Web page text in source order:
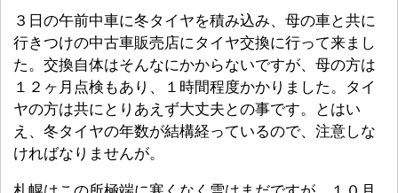
３日の午前中車に冬タイヤを積み込み、母の車と共に
行きつけの中古車販売店にタイヤ交換に行って来まし
た。交換自体はそんなにかからないですが、母の方は
１２ヶ月点検もあり、１時間程度かかりました。タイ
ヤの方は共にとりあえず大丈夫との事です。とはい
え、冬タイヤの年数が結構経っているので、注意しな
ければなりませんが。